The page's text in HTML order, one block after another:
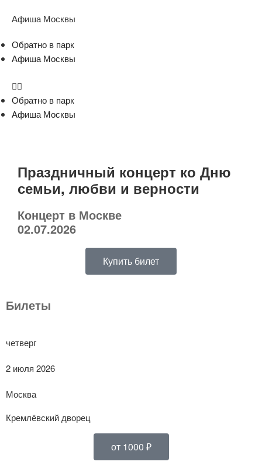
Афиша Москвы
Обратно в парк
Афиша Москвы
Обратно в парк
Афиша Москвы
Праздничный концерт ко Дню
семьи, любви и верности
Концерт в Москве
02.07.2026
Купить билет
Билеты
четверг
2 июля 2026
Москва
Кремлёвский дворец
от 1000 ₽